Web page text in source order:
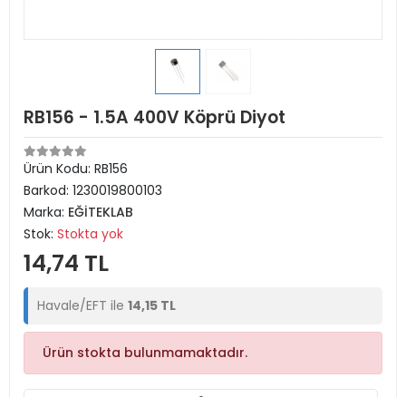
RB156 - 1.5A 400V Köprü Diyot
Ürün Kodu: RB156
Barkod: 1230019800103
Marka: EĞİTEKLAB
Stok: Stokta yok
14,74 TL
Havale/EFT ile 14,15 TL
Ürün stokta bulunmamaktadır.